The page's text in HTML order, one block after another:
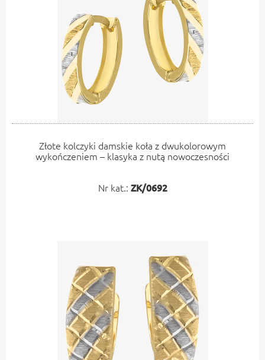
Złote kolczyki damskie koła z dwukolorowym
wykończeniem – klasyka z nutą nowoczesności
Nr kat.: ZK/0692